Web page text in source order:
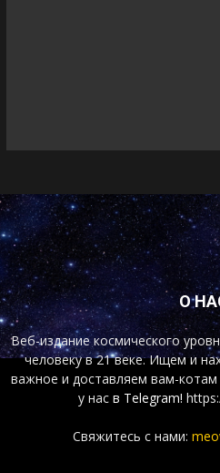
О
Веб-издание космического
человеку в 21 веке. Ищем и
важное и доставляем вам-
у нас в Telegram!
Свяжитесь с нами: